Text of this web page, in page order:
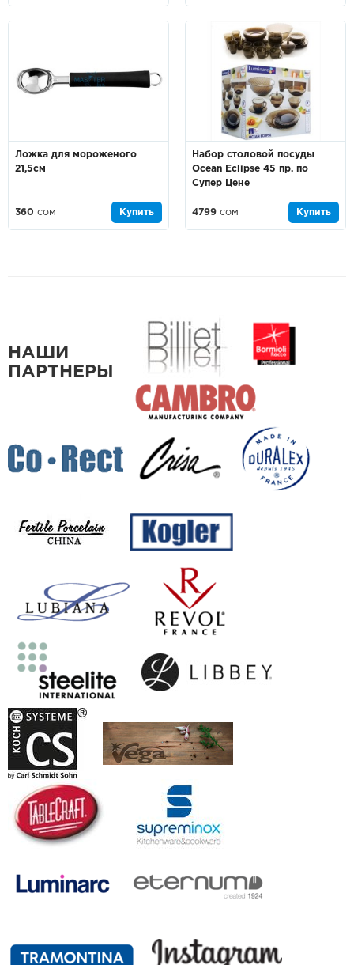
Ложка для мороженого
21,5см
360 сом Купить
Набор столовой посуды
Ocean Eclipse 45 пр. по
Супер Цене
4799 сом Купить
НАШИ
ПАРТНЕРЫ